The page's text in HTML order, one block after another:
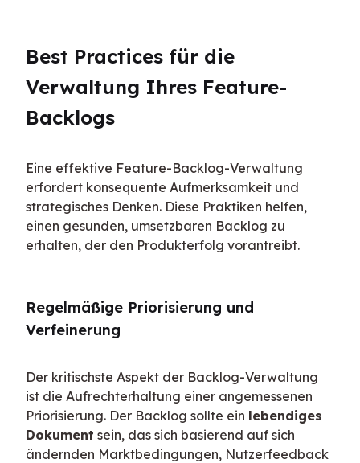
Best Practices für die
Verwaltung Ihres Feature-
Backlogs
Eine effektive Feature-Backlog-Verwaltung
erfordert konsequente Aufmerksamkeit und
strategisches Denken. Diese Praktiken helfen,
einen gesunden, umsetzbaren Backlog zu
erhalten, der den Produkterfolg vorantreibt.
Regelmäßige Priorisierung und
Verfeinerung
Der kritischste Aspekt der Backlog-Verwaltung
ist die Aufrechterhaltung einer angemessenen
Priorisierung. Der Backlog sollte ein lebendiges
Dokument sein, das sich basierend auf sich
ändernden Marktbedingungen, Nutzerfeedback